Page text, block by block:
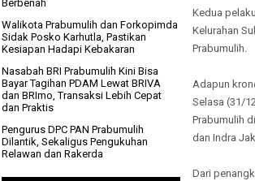
Kedua
Kelurahan
Prabumulih.
Adapun
Selasa (31/
Prabumulih
dan Indra
Dari
Berbenah
Walikota Prabumulih dan Forkopimda
Sidak Posko Karhutla, Pastikan
Kesiapan Hadapi Kebakaran
Nasabah BRI Prabumulih Kini Bisa
Bayar Tagihan PDAM Lewat BRIVA
dan BRImo, Transaksi Lebih Cepat
dan Praktis
Pengurus DPC PAN Prabumulih
Dilantik, Sekaligus Pengukuhan
Relawan dan Rakerda